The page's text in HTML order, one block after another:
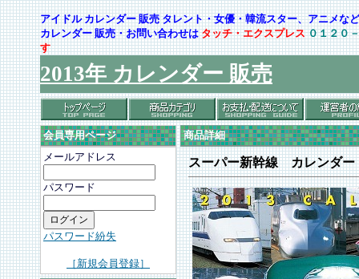
アイドル カレンダー 販売 タレント・女優・韓流スター、アニメ
カレンダー 販売・お問い合わせはタッチ・エクスプレス ０１２０
す
2013年 カレンダー 販売
会員専用ページ
メールアドレス
パスワード
パスワード紛失
［新規会員登録］
商品詳細
スーパー新幹線 カレンダー